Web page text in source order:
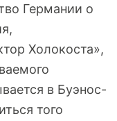
Германии о
Холокоста»,
в Буэнос-
того